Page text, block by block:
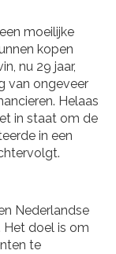
moeilijke
kopen
nu 29 jaar,
van ongeveer
Helaas
in staat om de
in een
Nederlandse
Het doel is om
te